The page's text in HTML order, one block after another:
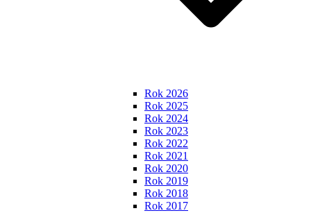
Rok 2026
Rok 2025
Rok 2024
Rok 2023
Rok 2022
Rok 2021
Rok 2020
Rok 2019
Rok 2018
Rok 2017